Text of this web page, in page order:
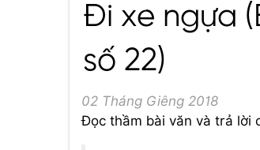
Đi xe ngựa
số 22)
02 Tháng Giêng 2018
Đọc thầm bài văn và trả lời